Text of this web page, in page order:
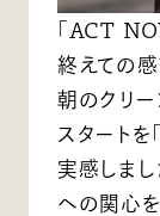
「ACT
終えての感
朝のクリ
スタートを
実感しま
への関心